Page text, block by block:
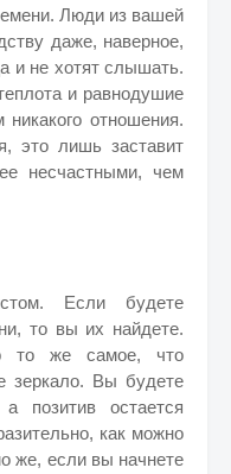
Люди из вашей
даже, наверное,
и не хотят слышать.
и равнодушие
отношения.
это лишь заставит
несчастными, чем
Если будете
то вы их найдете.
то же самое, что
зеркало. Вы будете
позитив остается
как можно
же, если вы начнете